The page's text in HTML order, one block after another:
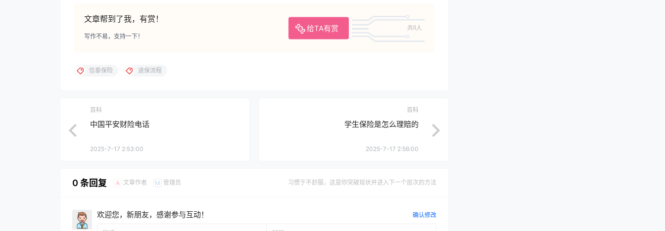
文章帮到了我，有赏！
给TA有赏 共0人
写作不易，支持一下！
信泰保险 退保流程
百科
中国平安财险电话
2025-7-17 2:53:00
百科
学生保险是怎么理赔的
2025-7-17 2:56:00
0 条回复 A 文章作者 M 管理员 习惯于不舒服，这是你突破现状并进入下一个层次的方法
欢迎您，新朋友，感谢参与互动！ 确认修改